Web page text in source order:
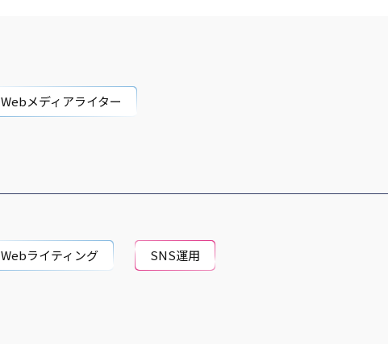
Webメディアライター
Webライティング SNS運用